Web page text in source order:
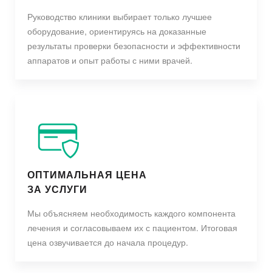
Руководство клиники выбирает только лучшее
оборудование, ориентируясь на доказанные
результаты проверки безопасности и эффективности
аппаратов и опыт работы с ними врачей.
ОПТИМАЛЬНАЯ ЦЕНА
ЗА УСЛУГИ
Мы объясняем необходимость каждого компонента
лечения и согласовываем их с пациентом. Итоговая
цена озвучивается до начала процедур.